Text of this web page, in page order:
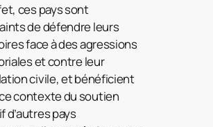
ces pays sont
de défendre leurs
face à des agressions
et contre leur
civile, et bénéficient
contexte du soutien
d’autres pays